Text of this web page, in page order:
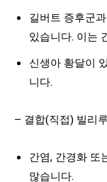
길버트 증후군
있습니다. 이는
신생아 황달이
니다.
– 결합(직접) 빌리
간염, 간경화 또
많습니다.